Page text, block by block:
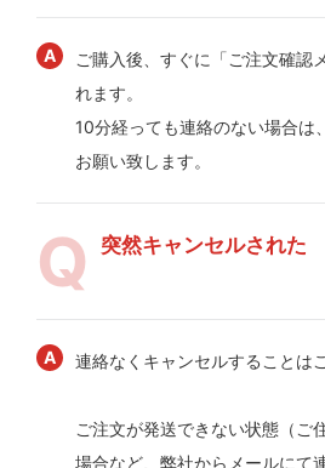
ご購入後、すぐに「ご注文確認
れます。
10分経っても連絡のない場合は
お願い致します。
突然キャンセルされた
連絡なくキャンセルすることは
ご注文が発送できない状態（ご
場合など、弊社からメールにて